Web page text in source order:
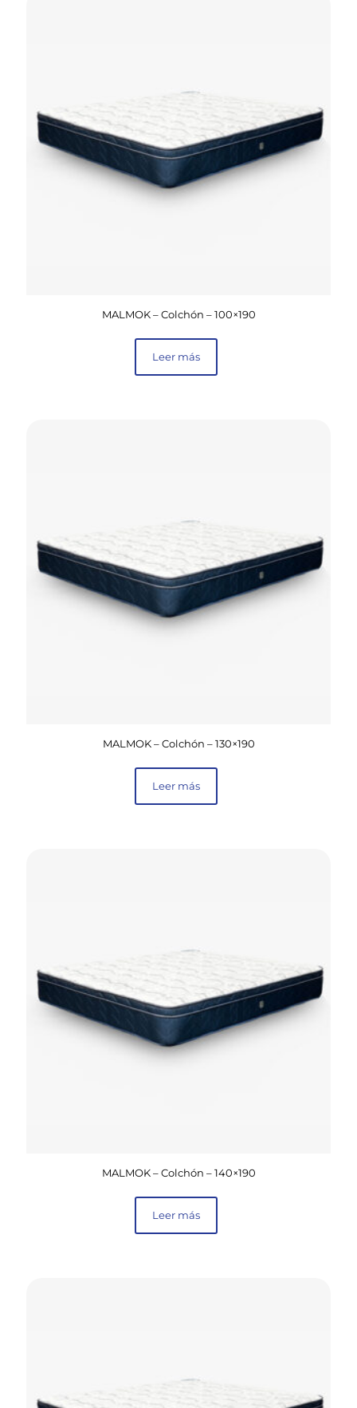
MALMOK – Colchón – 100×190
Leer más
MALMOK – Colchón – 130×190
Leer más
MALMOK – Colchón – 140×190
Leer más